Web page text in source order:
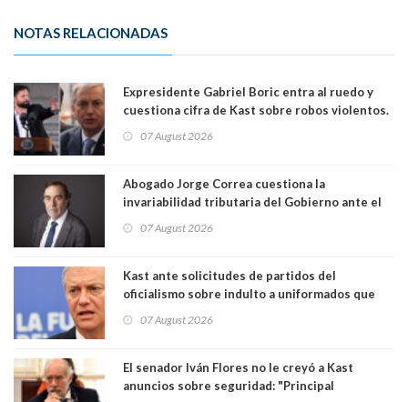
NOTAS RELACIONADAS
Expresidente Gabriel Boric entra al ruedo y
cuestiona cifra de Kast sobre robos violentos.
07 August 2026
Abogado Jorge Correa cuestiona la
invariabilidad tributaria del Gobierno ante el
democracia” y "defendemos la alternancia en el
07 August 2026
Kast ante solicitudes de partidos del
oficialismo sobre indulto a uniformados que
07 August 2026
El senador Iván Flores no le creyó a Kast
anuncios sobre seguridad: "Principal